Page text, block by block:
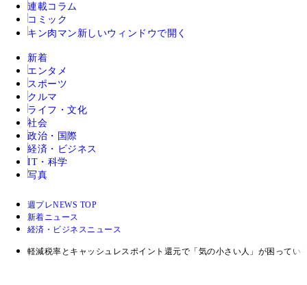
連載コラム
コミック
キン肉マン 新しいウィンドウで開く
新着
エンタメ
スポーツ
クルマ
ライフ・文化
社会
政治・国際
経済・ビジネス
IT・科学
写真
週プレNEWS TOP
新着ニュース
経済・ビジネスニュース
軽減税率とキャッシュレスポイント還元で「気の小さい人」が困ってい